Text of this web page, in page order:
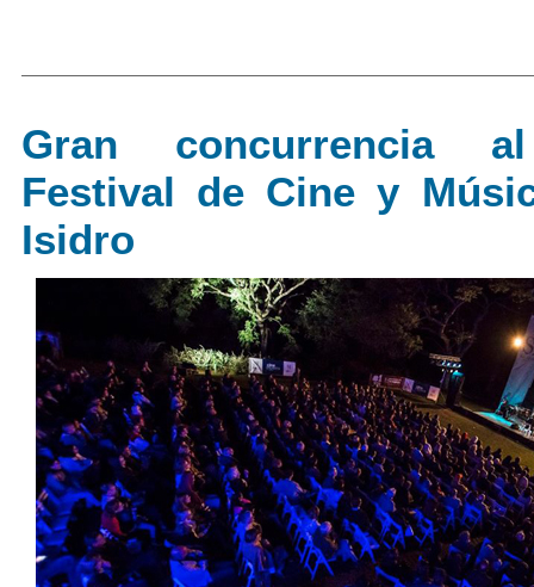
Gran concurrencia
Festival de Cine y
Isidro